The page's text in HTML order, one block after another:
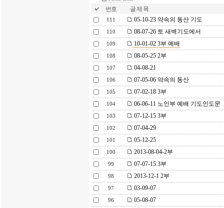
번호 글 제 목
111 05-10-23 약속의 동산 기도
110 08-07-26 토 새벽기도에서
109 10-01-02 3부 예배
108 08-05-25 2부
107 04-08-21
106 07-05-06 약속의 동산
105 07-02-18 3부
104 06-06-11 노인부 예배 기도인도문
103 07-12-15 3부
102 07-04-29
101 05-12-25
100 2013-08-04-2부
99 07-07-15 3부
98 2013-12-1 2부
97 03-09-07
96 05-08-07